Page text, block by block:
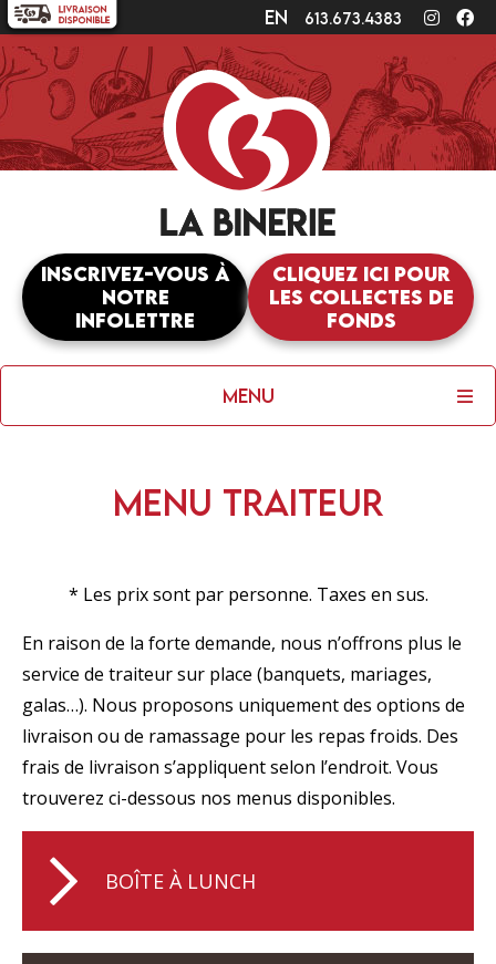
en 613.673.4383
Inscrivez-vous à
notre
infolettre
Cliquez ici pour
les collectes de
fonds
Menu
Menu traiteur
* Les prix sont par personne. Taxes en sus.
En raison de la forte demande, nous n’offrons plus le
service de traiteur sur place (banquets, mariages,
galas…). Nous proposons uniquement des options de
livraison ou de ramassage pour les repas froids. Des
frais de livraison s’appliquent selon l’endroit. Vous
trouverez ci-dessous nos menus disponibles.
BOÎTE À LUNCH